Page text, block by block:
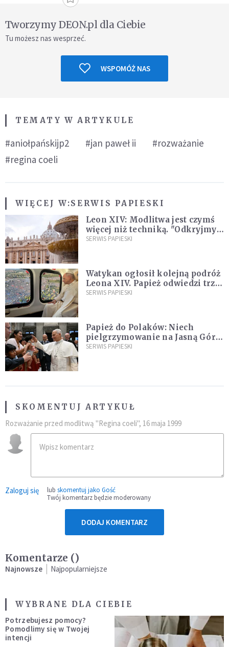
Tworzymy DEON.pl dla Ciebie
Tu możesz nas wesprzeć.
WSPOMÓŻ NAS
TEMATY W ARTYKULE
#aniołpańskijp2 #jan paweł ii
#rozważanie
#regina coeli
WIĘCEJ W:SERWIS PAPIESKI
Leon XIV: Modlitwa jest czymś
więcej niż techniką. "Odkryjmy
ją na nowo"
SERWIS PAPIESKI
Watykan ogłosił kolejną podróż
Leona XIV. Papież odwiedzi trzy
kraje Ameryki Południowej
SERWIS PAPIESKI
Papież do Polaków: Niech
pielgrzymowanie na Jasną Górę
umocni wiarę i nadzieję
SERWIS PAPIESKI
SKOMENTUJ ARTYKUŁ
Rozważanie przed modlitwą "Regina coeli", 16 maja 1999
Zaloguj się lub skomentuj jako Gość
Twój komentarz będzie moderowany
DODAJ KOMENTARZ
Komentarze ()
Najnowsze Najpopularniejsze
WYBRANE DLA CIEBIE
Potrzebujesz pomocy?
Pomodlimy się w Twojej
intencji